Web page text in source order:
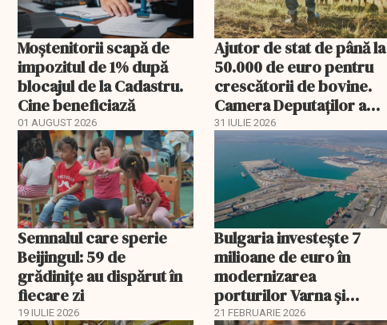
Moștenitorii scapă de
impozitul de 1% după
blocajul de la Cadastru.
Cine beneficiază
01 AUGUST 2026
Ajutor de stat de până la
50.000 de euro pentru
crescătorii de bovine.
Camera Deputaților a
aprobat schema
31 IULIE 2026
Semnalul care sperie
Beijingul: 59 de
grădinițe au dispărut în
fiecare zi
19 IULIE 2026
Bulgaria investește 7
milioane de euro în
modernizarea
porturilor Varna și
Burgas
21 FEBRUARIE 2026